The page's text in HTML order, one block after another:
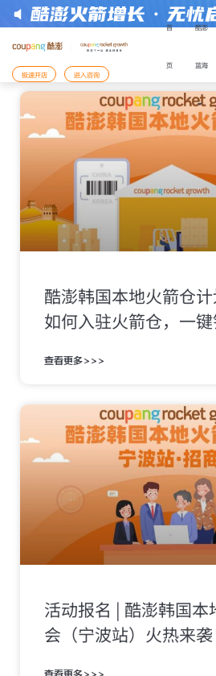
首
页
酷澎
蓝海
极速开店 进入咨询
或获取帮助：
入驻Coupang酷澎火箭增长计划
入驻材料 ，能更顺利地完成注册与下店：
限公司企业营业执照
身份证件
手机号码及其话费月账单发票
法定代表人手机号进行账户注册
同步菜单: 最
酷澎韩国本地火箭仓计
如何入驻火箭仓，一
查看更多>>>
活动报名 | 酷澎韩国本
会（宁波站）火热来袭